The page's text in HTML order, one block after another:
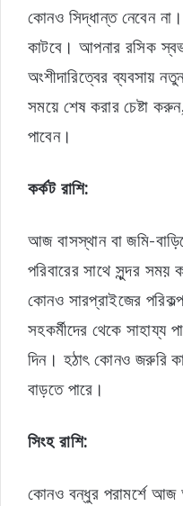
কোনও সিদ্ধান্ত নেবেন
কাটবে। আপনার রসিক
অংশীদারিত্বের ব্যবসায়
সময়ে শেষ করার চেষ্টা
পাবেন।
কর্কট রাশি:
আজ বাসস্থান বা জমি-
পরিবারের সাথে সুন্দর
কোনও সারপ্রাইজের
সহকর্মীদের থেকে সাহায্য
দিন। হঠাৎ কোনও জরুরি
বাড়তে পারে।
সিংহ রাশি:
কোনও বন্ধুর পরামর্শে আজ